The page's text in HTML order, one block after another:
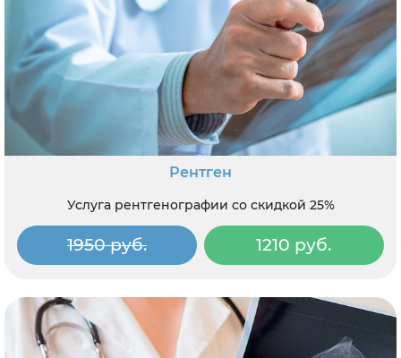
Рентген
Услуга рентгенографии со скидкой 25%
1950 руб. 1210 руб.